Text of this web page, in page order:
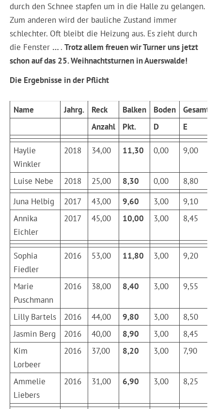
durch den Schnee stapfen um in die Halle zu gelangen.
Zum anderen wird der bauliche Zustand immer
schlechter. Oft bleibt die Heizung aus. Es zieht durch
die Fenster … .Trotz allem freuen wir Turner uns jetzt
schon auf das 25. Weihnachtsturnen in Auerswalde!
Die Ergebnisse in der Pflicht
Name Jahrg. Reck Balken Boden Gesamt
Anzahl
Pkt. D E
Haylie
Winkler
2018 34,00 11,30 0,00 9,00
Luise Nebe 2018 25,00 8,30 0,00 8,80
Juna Helbig
2017 43,00 9,60 3,00 9,10
Annika
Eichler
2017 45,00 10,00 3,00 8,45
Sophia
Fiedler
2016 53,00 11,80 3,00 9,20
Marie
Puschmann
2016 38,00 8,40 3,00 9,55
Lilly Bartels 2016 44,00 9,80 3,00 8,50
Jasmin Berg
2016 40,00 8,90 3,00 8,45
Kim
Lorbeer
2016 37,00 8,20 3,00 7,90
Ammelie
Liebers
2016 31,00 6,90 3,00 8,25